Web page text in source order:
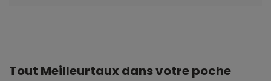
Tout Meilleurtaux dans votre poche